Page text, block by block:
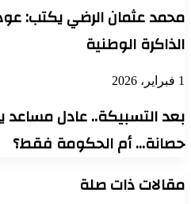
محمد عثمان الرضي يكتب:
الذاكرة الوطنية
1 فبراير، 2026
بعد التسبيكة.. عادل مساعد
حصانة… أم الحكومة فقط؟
مقالات ذات صلة